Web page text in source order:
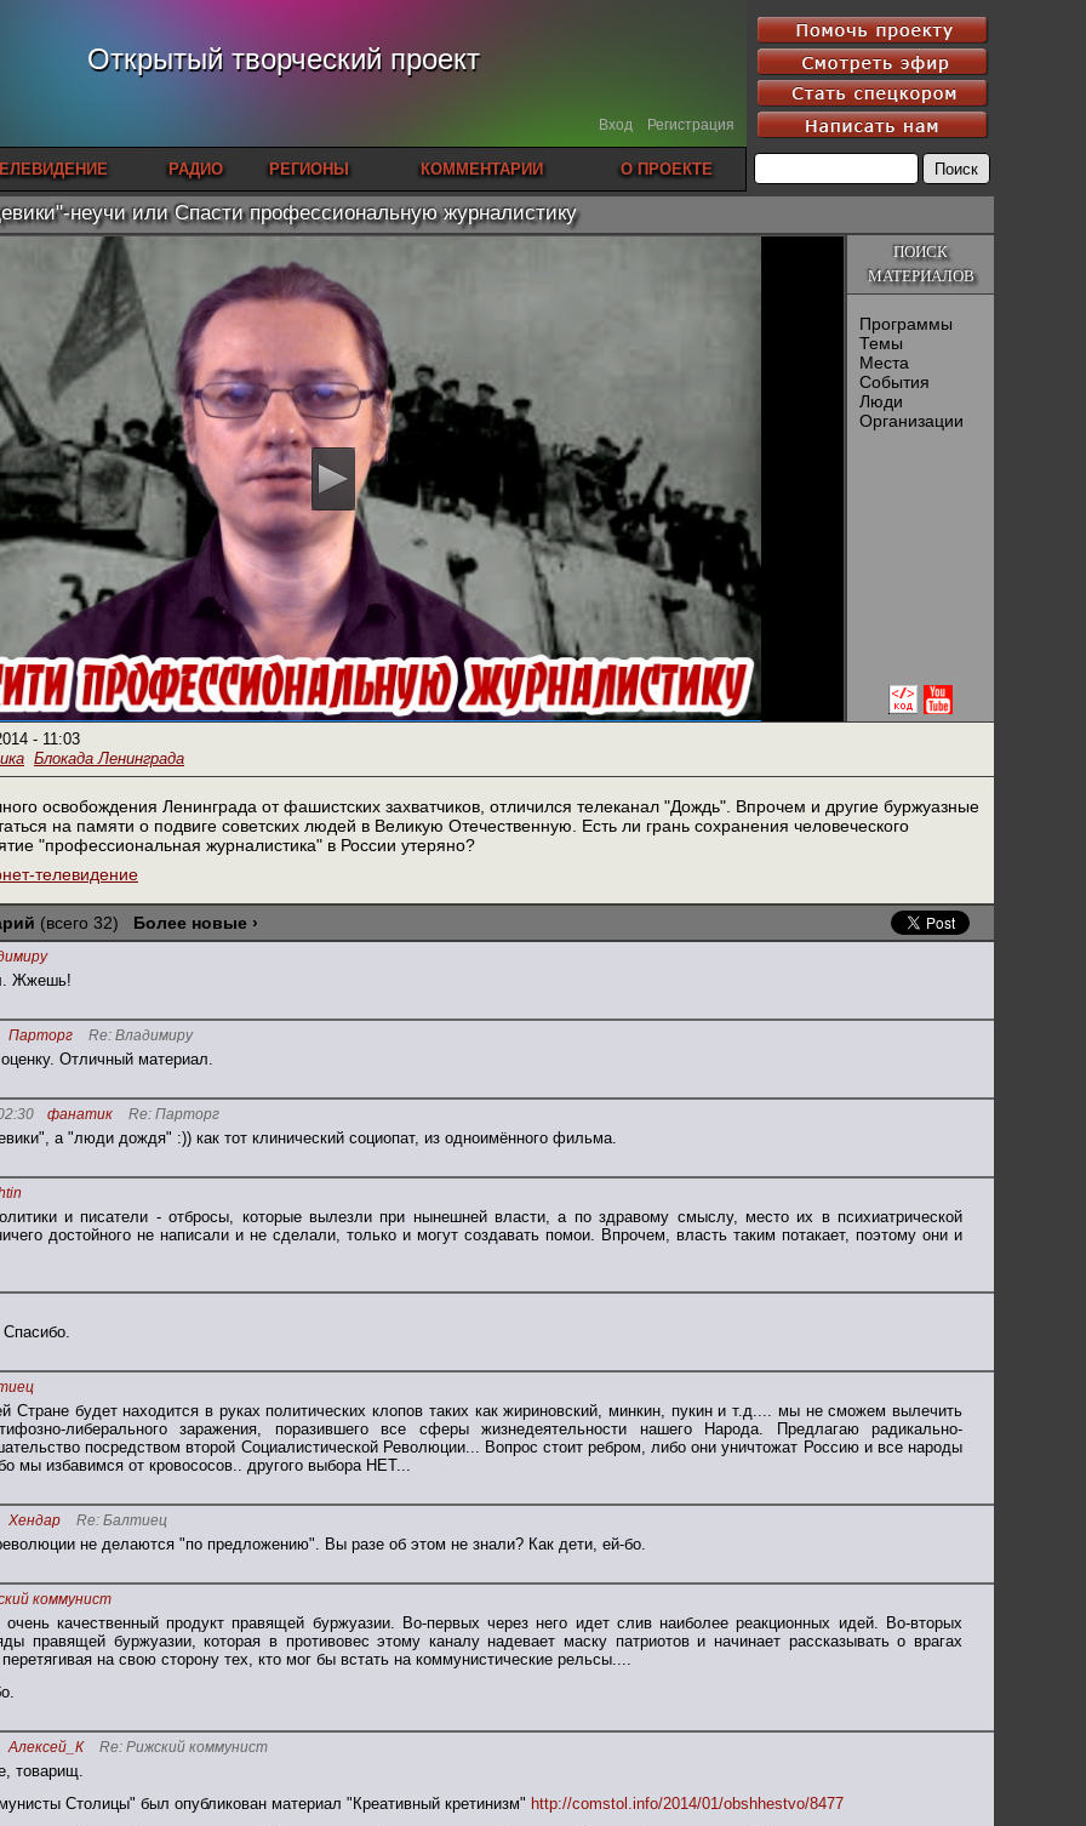
Открытый творческий проект
Вход Регистрация
РАДИО РЕГИОНЫ КОММЕНТАРИИ О ПРОЕКТЕ
неучи или Спасти профессиональную журналистику
ПОИСК
МАТЕРИАЛОВ
Программы
Темы
Места
События
Люди
Организации
- 11:03
Блокада Ленинграда
освобождения Ленинграда от фашистских захватчиков, отличился телеканал "Дождь". Впрочем и другие буржуазные
на памяти о подвиге советских людей в Великую Отечественную. Есть ли грань сохранения человеческого
"профессиональная журналистика" в России утеряно?
телевидение
(всего 32) Более новые ›
Жжешь!
Парторг Re: Владимиру
Отличный материал.
фанатик Re: Парторг
а "люди дождя" :)) как тот клинический социопат, из одноимённого фильма.
и писатели - отбросы, которые вылезли при нынешней власти, а по здравому смыслу, место их в психиатрической
достойного не написали и не сделали, только и могут создавать помои. Впрочем, власть таким потакает, поэтому они и
Стране будет находится в руках политических клопов таких как жириновский, минкин, пукин и т.д.... мы не сможем вылечить
либерального заражения, поразившего все сферы жизнедеятельности нашего Народа. Предлагаю радикально-
посредством второй Социалистической Революции... Вопрос стоит ребром, либо они уничтожат Россию и все народы
мы избавимся от кровососов.. другого выбора НЕТ...
Хендар Re: Балтиец
не делаются "по предложению". Вы разе об этом не знали? Как дети, ей-бо.
коммунист
качественный продукт правящей буржуазии. Во-первых через него идет слив наиболее реакционных идей. Во-вторых
правящей буржуазии, которая в противовес этому каналу надевает маску патриотов и начинает рассказывать о врагах
на свою сторону тех, кто мог бы встать на коммунистические рельсы....
Алексей_К Re: Рижский коммунист
товарищ.
Столицы" был опубликован материал "Креативный кретинизм" http://comstol.info/2014/01/obshhestvo/8477